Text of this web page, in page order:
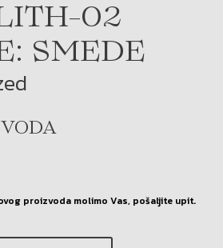
02
SMEDE
proizvoda molimo Vas, pošaljite upit.